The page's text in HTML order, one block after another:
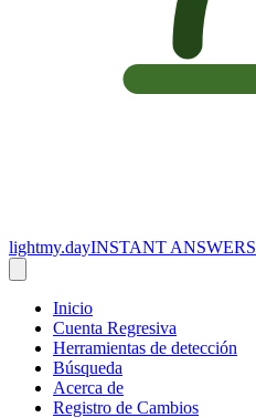
lightmy.dayINSTANT ANSWERS
Inicio
Cuenta Regresiva
Herramientas de detección
Búsqueda
Acerca de
Registro de Cambios